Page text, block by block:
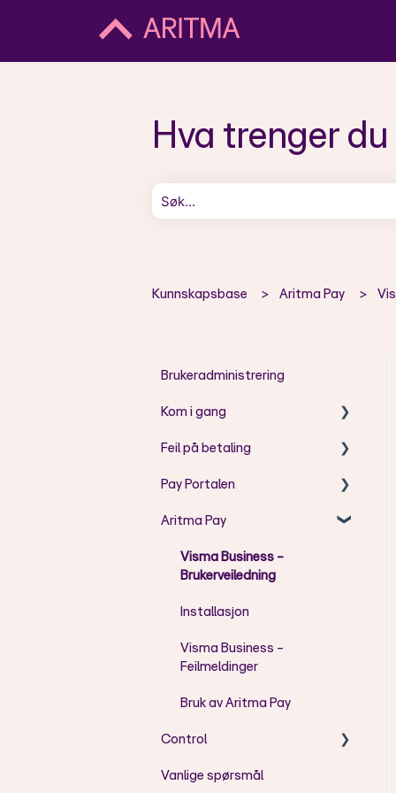
Hva trenger
Kunnskapsbase Aritma Pay
Brukeradministrering
Kom i gang
Aritma Pay - Telepay til
Feil på betaling
AC - Koder
AG - Koder
AM - Koder
DU - Koder
RR - Koder
DS - Koder
DT - Koder
Pay Portalen
Bruk av Pay Portal
Feilmeldinger
Aritma Pay
Visma Business -
Brukerveiledning
Installasjon
Visma Business -
Feilmeldinger
Bruk av Aritma Pay
Control
Installasjon/oppsett
Vanlige spørsmål